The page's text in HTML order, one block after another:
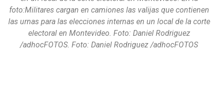
foto:Militares cargan en camiones las valijas que contienen
las urnas para las elecciones internas en un local de la corte
electoral en Montevideo. Foto: Daniel Rodriguez
/adhocFOTOS. Foto: Daniel Rodriguez /adhocFOTOS